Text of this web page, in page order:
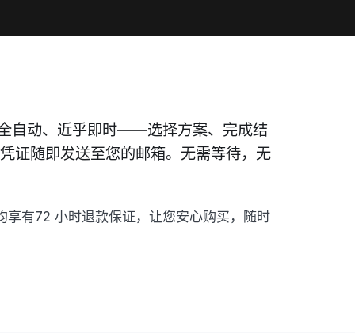
自动、近乎即时——选择方案、完成结
证随即发送至您的邮箱。无需等待，无
有72 小时退款保证，让您安心购买，随时